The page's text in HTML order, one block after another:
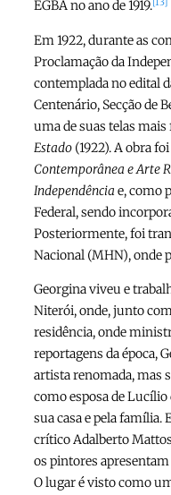
EGBA no ano de 1919.
Em 1922, durante as
Proclamação da
contemplada no edital
Centenário, Secção de
uma de suas telas mais
Estado (1922). A obra
Contemporânea e Arte
Independência e, como
Federal, sendo
Posteriormente, foi
Nacional (MHN), onde
Georgina viveu e
Niterói, onde, junto
residência, onde
reportagens da época,
artista renomada, mas
como esposa de
sua casa e pela família.
crítico Adalberto
os pintores
O lugar é visto como